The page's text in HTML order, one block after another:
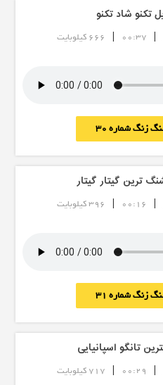
تکنو شاد تکنو
|
00:37
| 666 کیلوبایت
زنگ شماره 30
ترین گیتار گیتار
|
00:16
| 396 کیلوبایت
زنگ شماره 31
تانگو اسپانیایی
|
00:29
| 717 کیلوبایت